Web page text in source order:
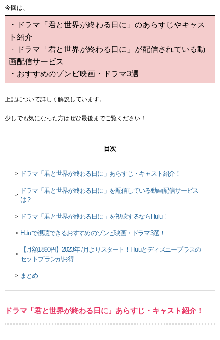
今回は、
・ドラマ「君と世界が終わる日に」のあらすじやキャス
ト紹介
・ドラマ「君と世界が終わる日に」が配信されている動
画配信サービス
・おすすめのゾンビ映画・ドラマ3選
上記について詳しく解説しています。
少しでも気になった方はぜひ最後までご覧ください！
目次
> ドラマ「君と世界が終わる日に」あらすじ・キャスト紹介！
>
ドラマ「君と世界が終わる日に」を配信している動画配信サービス
は？
> ドラマ「君と世界が終わる日に」を視聴するならHulu！
> Huluで視聴できるおすすめのゾンビ映画・ドラマ3選！
>
【月額1890円】2023年7月よりスタート！Huluとディズニープラスの
セットプランがお得
> まとめ
ドラマ「君と世界が終わる日に」あらすじ・キャスト紹介！